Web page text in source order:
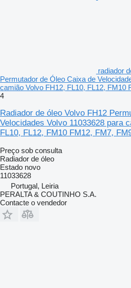
radiador
Permutador de Óleo Caixa de
camião Volvo FH12, FL10, FL12, FM10
4
Radiador de óleo Volvo FH12
Velocidades Volvo 11033628 para
FL10, FL12, FM10 FM12, FM7,
Preço sob consulta
Radiador de óleo
Estado novo
11033628
Portugal, Leiria
PERALTA & COUTINHO S.A.
Contacte o vendedor